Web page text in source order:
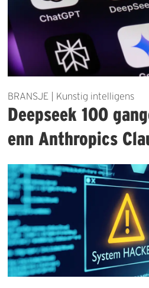
BRANSJE | Kunstig intelligens
Deepseek 100
enn Anthropics